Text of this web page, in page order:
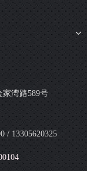
湾路589号
/ 13305620325